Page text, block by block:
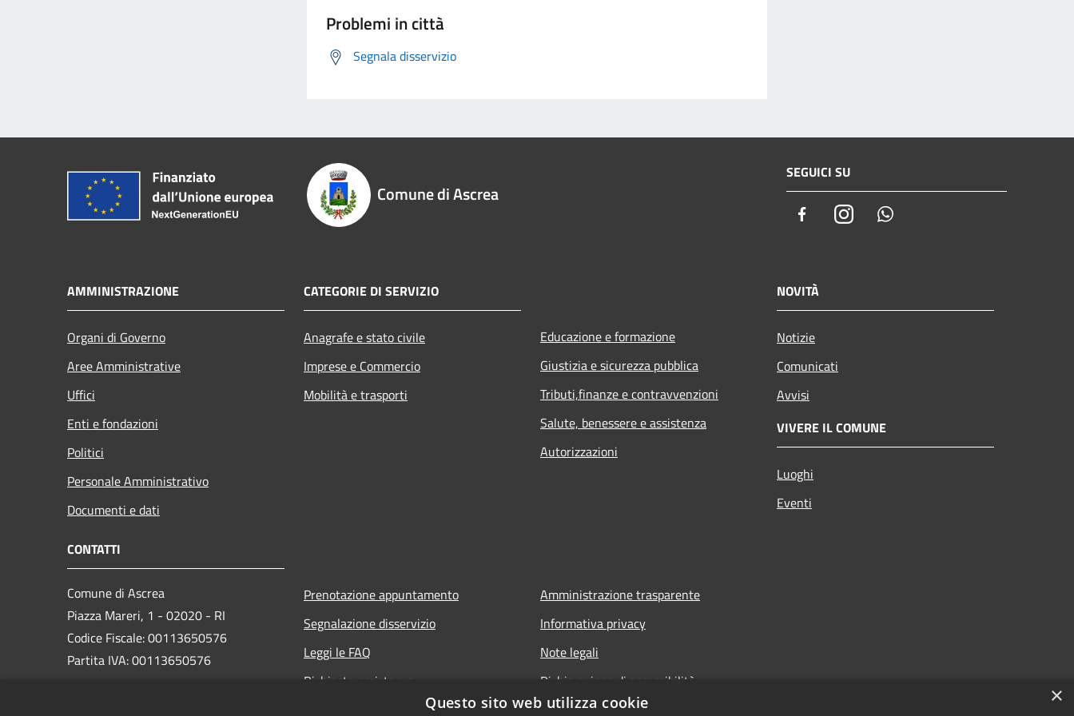
Problemi in città
Segnala disservizio
Comune di Ascrea
SEGUICI SU
FacebookInstagram
AMMINISTRAZIONE
Organi di Governo
Aree Amministrative
Uffici
Enti e fondazioni
Politici
Personale Amministrativo
Documenti e dati
CATEGORIE DI SERVIZIO
Anagrafe e stato civile
Imprese e Commercio
Mobilità e trasporti
Educazione e formazione
Giustizia e sicurezza pubblica
Tributi,finanze e contravvenzioni
Salute, benessere e assistenza
Autorizzazioni
NOVITÀ
Notizie
Comunicati
Avvisi
VIVERE IL COMUNE
Luoghi
Eventi
CONTATTI
Comune di Ascrea
Piazza Mareri, 1 - 02020 - RI
Codice Fiscale: 00113650576
Partita IVA: 00113650576
Prenotazione appuntamento
Segnalazione disservizio
Leggi le FAQ
Richiesta assistenza
Amministrazione trasparente
Informativa privacy
Note legali
Dichiarazione di accessibilità
×
Questo sito web utilizza cookie